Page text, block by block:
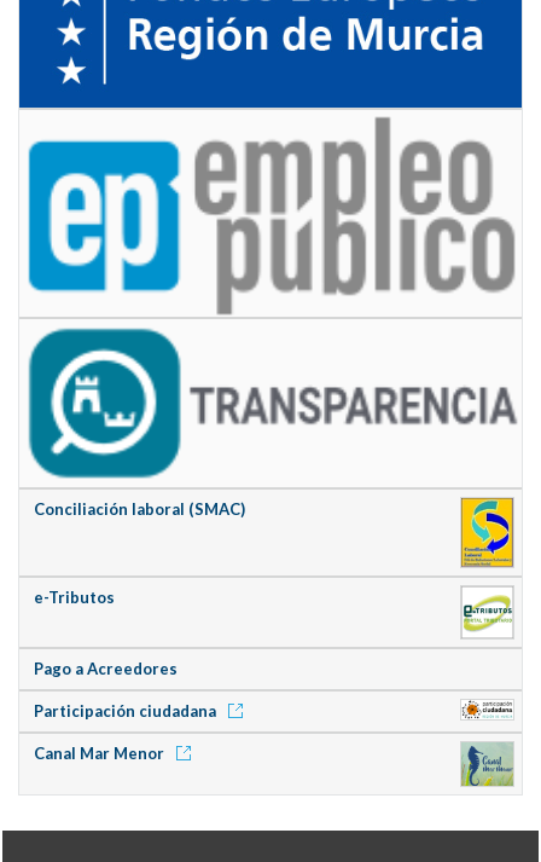
Conciliación laboral (SMAC)
e-Tributos
Pago a Acreedores
Participación ciudadana
Canal Mar Menor